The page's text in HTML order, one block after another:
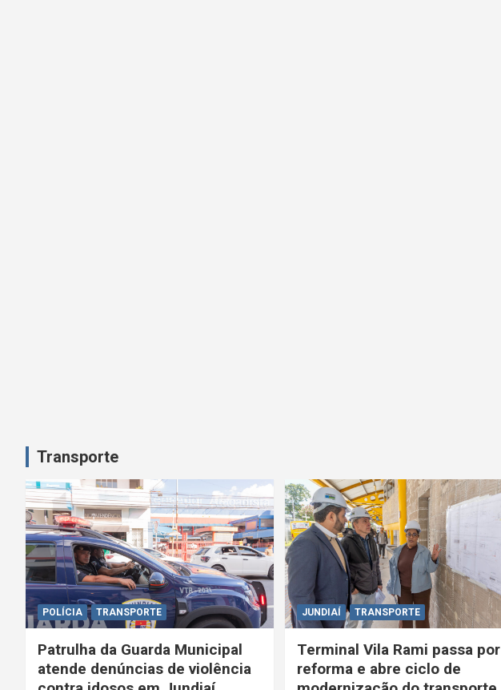
Transporte
POLÍCIA TRANSPORTE
Patrulha da Guarda Municipal
atende denúncias de violência
JUNDIAÍ TRANSPORTE
Terminal Vila Rami passa por
reforma e abre ciclo de